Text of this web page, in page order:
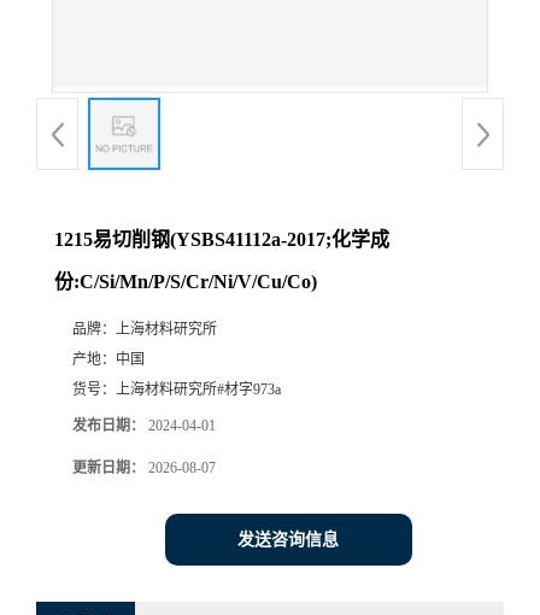
1215易切削钢(YSBS41112a-2017;化学成
份:C/Si/Mn/P/S/Cr/Ni/V/Cu/Co)
品牌： 上海材料研究所
产地： 中国
货号： 上海材料研究所#材字973a
发布日期： 2024-04-01
更新日期： 2026-08-07
发送咨询信息